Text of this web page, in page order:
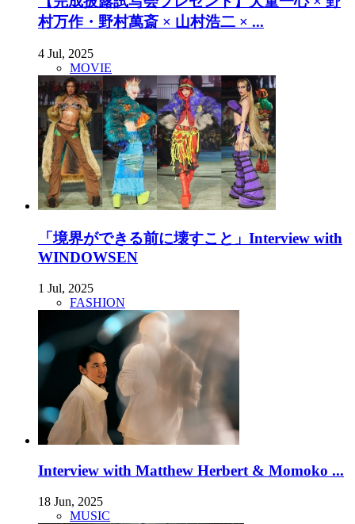
村万作・野村萬斎 × 山村浩二 × ...
4 Jul, 2025
MOVIE
「境界ができる前に壊すこと」Interview with
WINDOWSEN
1 Jul, 2025
FASHION
Interview with Matthew Herbert & Momoko ...
18 Jun, 2025
MUSIC